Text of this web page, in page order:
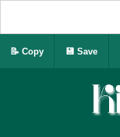
📝 Copy 💾 Save